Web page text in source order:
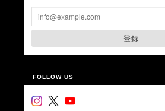
登録
FOLLOW US